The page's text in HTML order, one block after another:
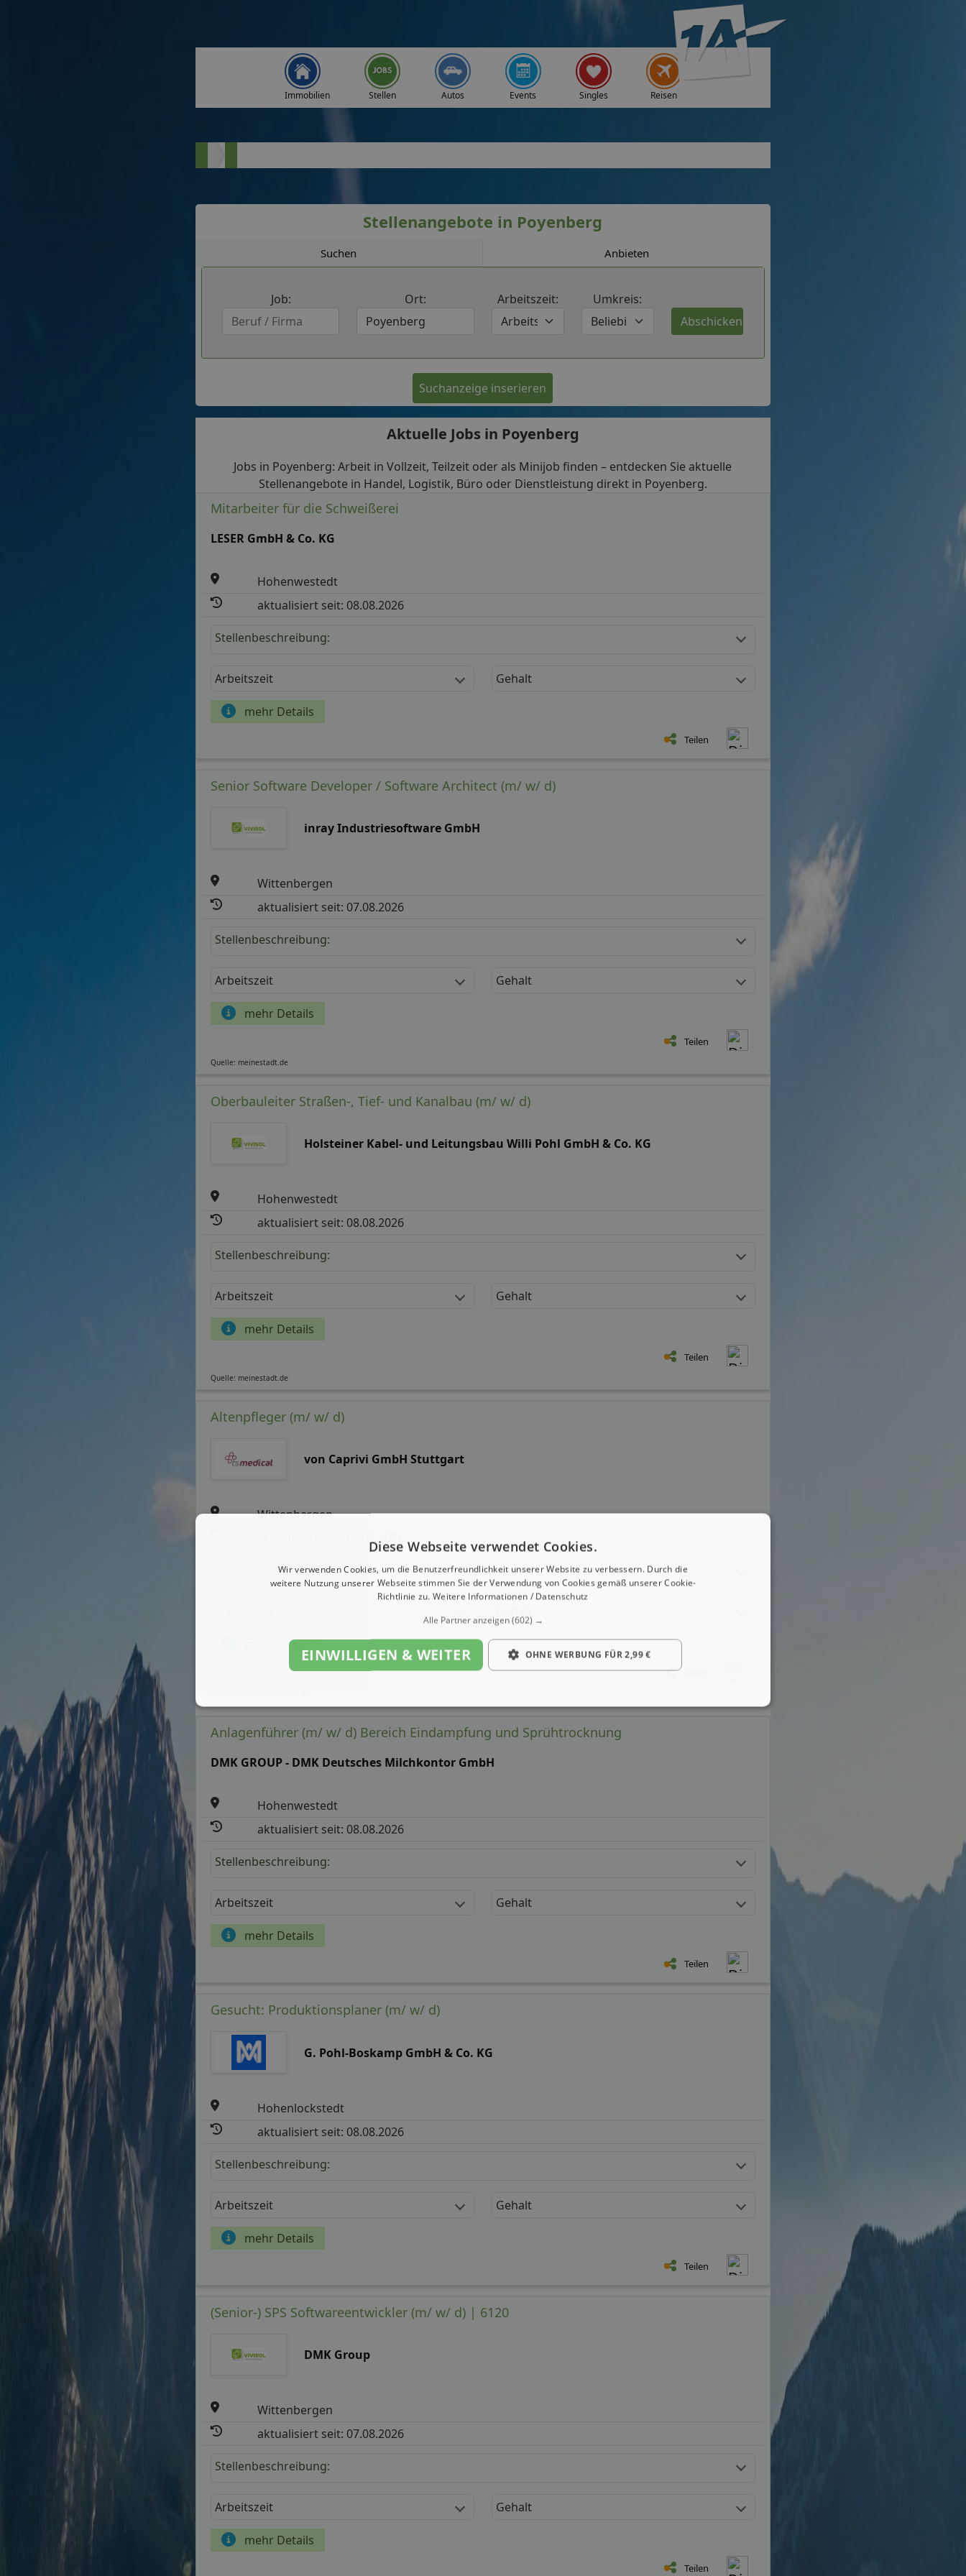
Immobilien Stellen Autos Events Singles Reisen
Stellenangebote in Poyenberg
Suchen Anbieten
Job: Ort: Arbeitszeit: Umkreis:
Suchanzeige inserieren
Aktuelle Jobs in Poyenberg
Jobs in Poyenberg: Arbeit in Vollzeit, Teilzeit oder als Minijob finden – entdecken Sie aktuelle
Stellenangebote in Handel, Logistik, Büro oder Dienstleistung direkt in Poyenberg.
Mitarbeiter für die Schweißerei
LESER GmbH & Co. KG
Hohenwestedt
aktualisiert seit: 08.08.2026
Stellenbeschreibung:
Arbeitszeit Gehalt
mehr Details
Teilen
Senior Software Developer / Software Architect (m/ w/ d)
inray Industriesoftware GmbH
Wittenbergen
aktualisiert seit: 07.08.2026
Stellenbeschreibung:
Arbeitszeit Gehalt
mehr Details
Teilen
Quelle: meinestadt.de
Oberbauleiter Straßen-, Tief- und Kanalbau (m/ w/ d)
Holsteiner Kabel- und Leitungsbau Willi Pohl GmbH & Co. KG
Hohenwestedt
aktualisiert seit: 08.08.2026
Stellenbeschreibung:
Arbeitszeit Gehalt
mehr Details
Teilen
Quelle: meinestadt.de
Altenpfleger (m/ w/ d)
von Caprivi GmbH Stuttgart
Wittenbergen
aktualisiert seit: 08.08.2026
Stellenbeschreibung:
mehr Details
Anlagenführer (m/ w/ d) Bereich Eindampfung und Sprühtrocknung
DMK GROUP - DMK Deutsches Milchkontor GmbH
Hohenwestedt
aktualisiert seit: 08.08.2026
Stellenbeschreibung:
Arbeitszeit Gehalt
mehr Details
Teilen
Gesucht: Produktionsplaner (m/ w/ d)
G. Pohl-Boskamp GmbH & Co. KG
Hohenlockstedt
aktualisiert seit: 08.08.2026
Stellenbeschreibung:
Arbeitszeit Gehalt
mehr Details
Teilen
(Senior-) SPS Softwareentwickler (m/ w/ d) | 6120
DMK Group
Wittenbergen
aktualisiert seit: 07.08.2026
Stellenbeschreibung:
Arbeitszeit Gehalt
mehr Details
Teilen
Diese Webseite verwendet Cookies.
Wir verwenden Cookies, um die Benutzerfreundlichkeit unserer Website zu verbessern. Durch die
weitere Nutzung unserer Webseite stimmen Sie der Verwendung von Cookies gemäß unserer Cookie-
Richtlinie zu. Weitere Informationen / Datenschutz
Alle Partner anzeigen(602) →
EINWILLIGEN & WEITER OHNE WERBUNG FÜR 2,99 €